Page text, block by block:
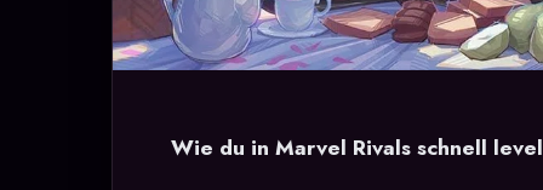
Wie du in Marvel Rivals schnell